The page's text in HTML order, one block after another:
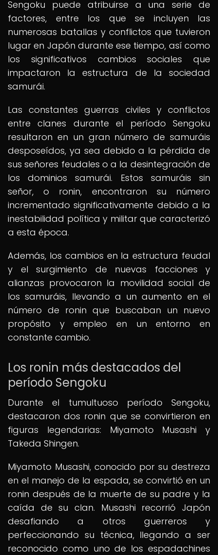
Sengoku puede atribuirse a una serie de
factores, entre los que se incluyen las
numerosas batallas y conflictos que tuvieron
lugar en Japón durante ese tiempo, así como
los significativos cambios sociales que
impactaron la estructura de la sociedad
samurái.
Las constantes guerras civiles y conflictos
entre clanes durante el período Sengoku
resultaron en un gran número de samuráis
desposeídos, ya sea debido a la pérdida de
sus señores feudales o a la desintegración de
los dominios samurái. Estos samuráis sin
señor, o ronin, encontraron su número
incrementado significativamente debido a la
inestabilidad política y militar que caracterizó
a esta época.
Además, los cambios en la estructura feudal
y el surgimiento de nuevas facciones y
alianzas provocaron la movilidad social de
los samuráis, llevando a un aumento en el
número de ronin que buscaban un nuevo
propósito y empleo en un entorno en
constante cambio.
Los ronin más destacados del
período Sengoku
Durante el tumultuoso período Sengoku,
destacaron dos ronin que se convirtieron en
figuras legendarias: Miyamoto Musashi y
Takeda Shingen.
Miyamoto Musashi, conocido por su destreza
en el manejo de la espada, se convirtió en un
ronin después de la muerte de su padre y la
caída de su clan. Musashi recorrió Japón
desafiando a otros guerreros y
perfeccionando su técnica, llegando a ser
reconocido como uno de los espadachines